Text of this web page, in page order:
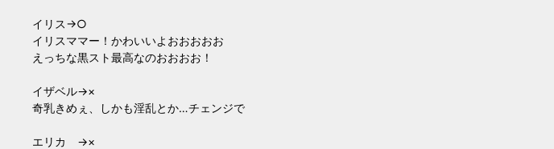
イリス→○
イリスママー！かわいいよおおおおお
えっちな黒スト最高なのおおおお！
イザベル→×
奇乳きめぇ、しかも淫乱とか…チェンジで
エリカ →×